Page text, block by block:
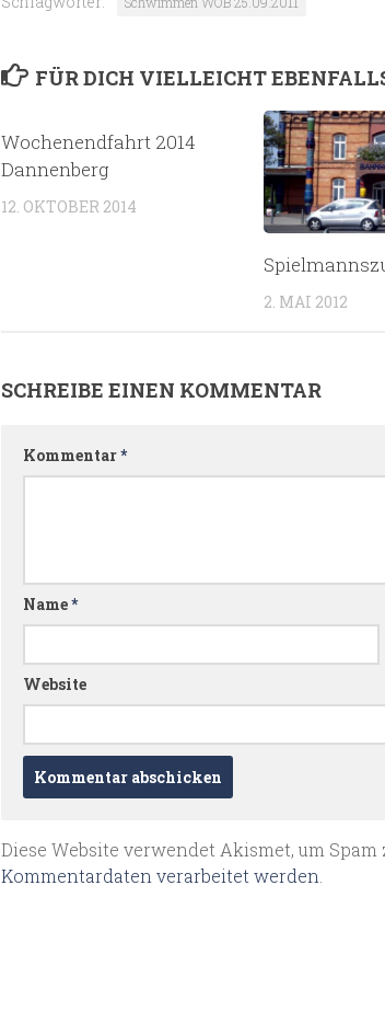
FÜR DICH VIELLEICHT
Wochenendfahrt 2014
Dannenberg
12. OKTOBER 2014
2. MAI 2012
SCHREIBE EINEN KOMMENTAR
Kommentar*
Name*
Website
Diese Website verwendet Akismet, um Spam
Kommentardaten verarbeitet werden.